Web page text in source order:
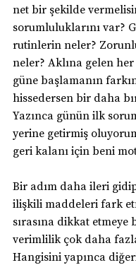
net bir şekilde
sorumluluklarını var?
rutinlerin neler?
neler? Aklına gelen
güne başlamanın
hissedersen bir daha
Yazınca günün ilk
yerine getirmiş
geri kalanı için beni
Bir adım daha ileri
ilişkili maddeleri fark
sırasına dikkat etmeye
verimlilik çok daha
Hangisini yapınca